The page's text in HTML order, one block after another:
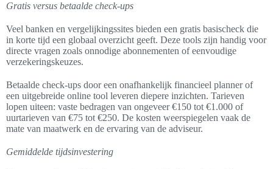
Gratis versus betaalde check-ups
Veel banken en vergelijkingssites bieden een gratis basischeck die
in korte tijd een globaal overzicht geeft. Deze tools zijn handig voor
directe vragen zoals onnodige abonnementen of eenvoudige
verzekeringskeuzes.
Betaalde check-ups door een onafhankelijk financieel planner of
een uitgebreide online tool leveren diepere inzichten. Tarieven
lopen uiteen: vaste bedragen van ongeveer €150 tot €1.000 of
uurtarieven van €75 tot €250. De kosten weerspiegelen vaak de
mate van maatwerk en de ervaring van de adviseur.
Gemiddelde tijdsinvestering